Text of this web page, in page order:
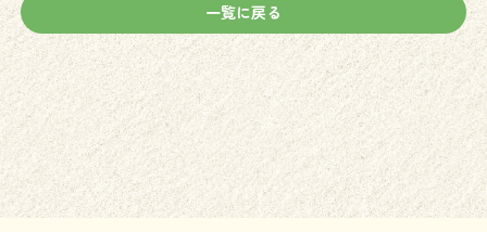
一覧に戻る